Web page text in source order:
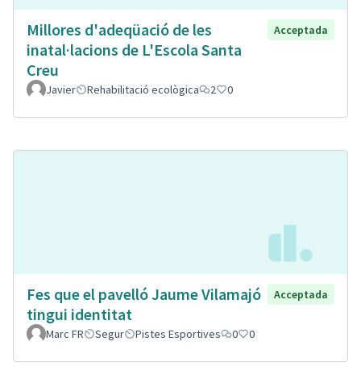
Millores d'adeqüació de les
inatal·lacions de L'Escola Santa
Creu
Acceptada
Javier Rehabilitació ecològica 2 0
Fes que el pavelló Jaume Vilamajó
tingui identitat
Acceptada
Marc FR Segur Pistes Esportives 0 0